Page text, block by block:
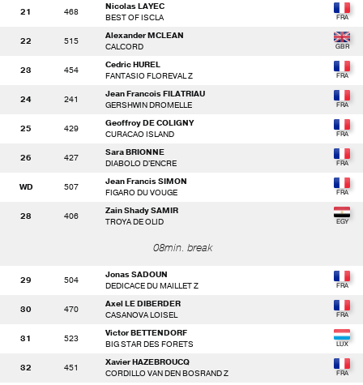
21 468
Nicolas LAYEC
BEST OF ISCLA
22 515
Alexander MCLEAN
CALCORD
23 454
Cedric HUREL
FANTASIO FLOREVAL Z
24 241
Jean Francois FILATRIAU
GERSHWIN DROMELLE
25 429
Geoffroy DE COLIGNY
CURACAO ISLAND
26 427
Sara BRIONNE
DIABOLO D'ENCRE
WD 507
Jean Francis SIMON
FIGARO DU VOUGE
28 406
Zain Shady SAMIR
TROYA DE OLID
08min. break
29 504
Jonas SADOUN
DEDICACE DU MAILLET Z
30 470
Axel LE DIBERDER
CASANOVA LOISEL
31 523
Victor BETTENDORF
BIG STAR DES FORETS
32 451
Xavier HAZEBROUCQ
CORDILLO VAN DEN BOSRAND Z